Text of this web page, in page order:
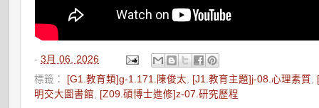
-3月 06, 2026
標籤： [G1.教育類]g-1.171.陳俊太, [J1.教育主題]j-08.心理素質,
明交大圖書館, [Z09.碩博士進修]z-07.研究歷程